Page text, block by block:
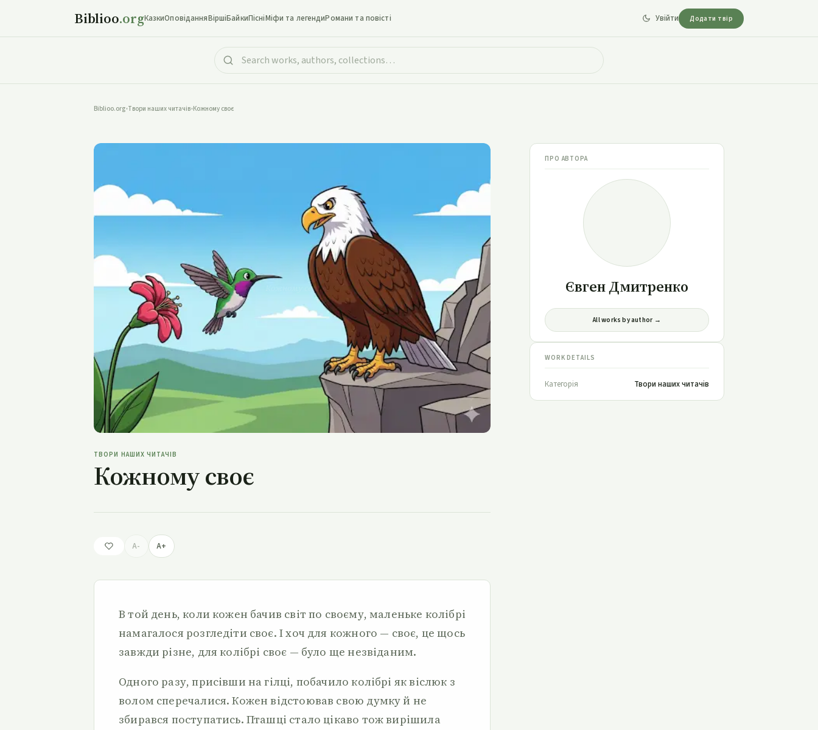
Biblioo.orgКазкиОповіданняВіршіБайкиПісніМіфи та легендиРомани та повісті Увійти Додати твір
Biblioo.org•Твори наших читачів•Кожному своє
Кожному своє
ТВОРИ НАШИХ ЧИТАЧІВ
Кожному своє
A- A+
В той день, коли кожен бачив світ по своєму, маленьке колібрі
намагалося розгледіти своє. І хоч для кожного — своє, це щось
завжди різне, для колібрі своє — було ще незвіданим.
Одного разу, присівши на гілці, побачило колібрі як віслюк з
волом сперечалися. Кожен відстоював свою думку й не
збирався поступатись. Пташці стало цікаво тож вирішила
ПРО АВТОРА
Євген Дмитренко
All works by author →
WORK DETAILS
Категорія Твори наших читачів